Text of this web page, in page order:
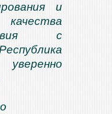
и
с